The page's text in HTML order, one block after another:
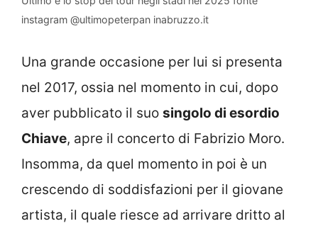
instagram @ultimopeterpan inabruzzo.it
Una grande occasione per lui si presenta
nel 2017, ossia nel momento in cui, dopo
aver pubblicato il suo singolo di esordio
Chiave, apre il concerto di Fabrizio Moro.
Insomma, da quel momento in poi è un
crescendo di soddisfazioni per il giovane
artista, il quale riesce ad arrivare dritto al